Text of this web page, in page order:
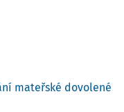
mateřské dovolené